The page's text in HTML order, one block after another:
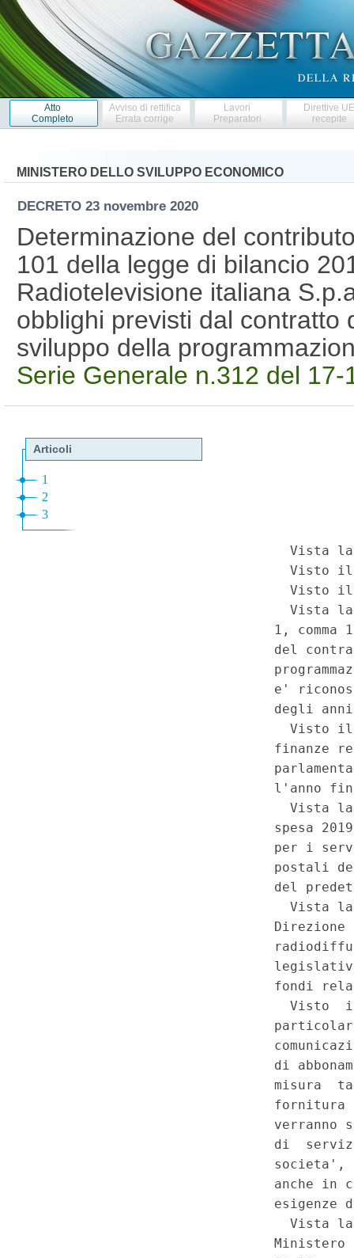
Atto
Completo
Avviso di rettifica
Errata corrige
Lavori
Preparatori
Direttive
recepite
MINISTERO DELLO SVILUPPO ECONOMICO
DECRETO 23 novembre 2020
Determinazione del
101 della legge di bilancio
Radiotelevisione italiana
obblighi previsti dal contratto
sviluppo della
Serie Generale n.312 del 17-